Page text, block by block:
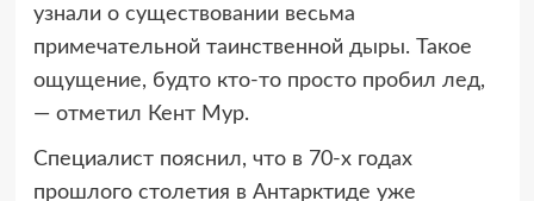
узнали о существовании весьма
примечательной таинственной дыры. Такое
ощущение, будто кто-то просто пробил лед,
— отметил Кент Мур.
Специалист пояснил, что в 70-х годах
прошлого столетия в Антарктиде уже